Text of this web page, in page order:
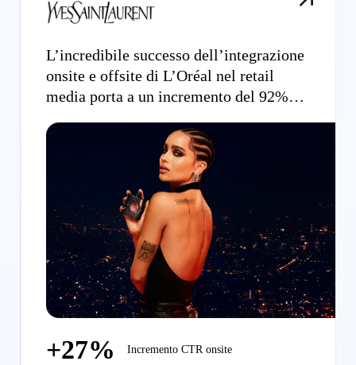
L’incredibile successo dell’integrazione
onsite e offsite di L’Oréal nel retail
media porta a un incremento del 92%
+27% Incremento CTR onsite